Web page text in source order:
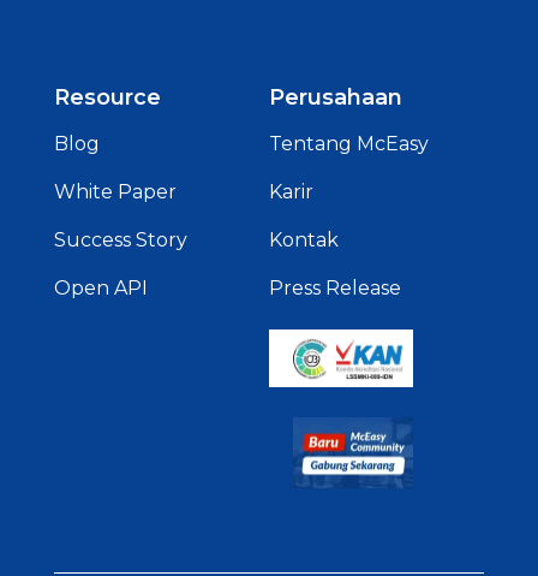
Resource
Blog
White Paper
Success Story
Open API
Perusahaan
Tentang McEasy
Karir
Kontak
Press Release